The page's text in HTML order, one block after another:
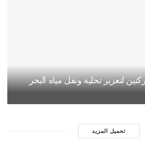
لتعزيز تحلية ونقل مياه البحر
تحميل المزيد